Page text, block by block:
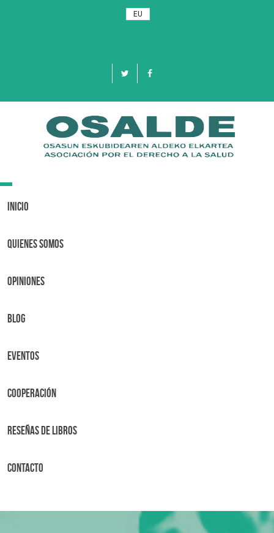
EU
Toggle
Inicio
Quienes Somos
OPINIONES
BLOG
Eventos
Cooperación
Reseñas de libros
Contacto